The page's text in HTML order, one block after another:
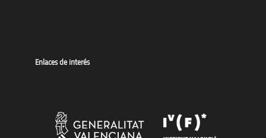
Enlaces de interés